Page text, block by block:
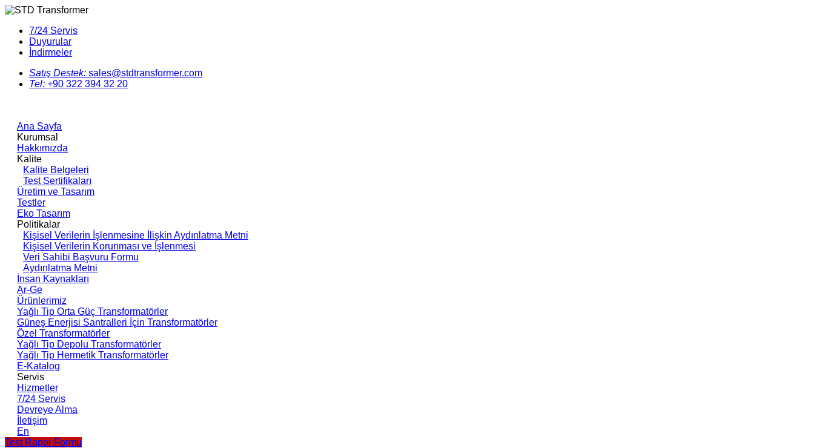
7/24 Servis
Duyurular
İndirmeler
Satış Destek: sales@stdtransformer.com
Tel: +90 322 394 32 20
Ana Sayfa
Kurumsal
Hakkımızda
Kalite
Kalite Belgeleri
Test Sertifikaları
Üretim ve Tasarım
Testler
Eko Tasarım
Politikalar
Kişisel Verilerin İşlenmesine İlişkin Aydınlatma Metni
Kişisel Verilerin Korunması ve İşlenmesi
Veri Sahibi Başvuru Formu
Aydınlatma Metni
İnsan Kaynakları
Ar-Ge
Ürünlerimiz
Yağlı Tip Orta Güç Transformatörler
Güneş Enerjisi Santralleri İçin Transformatörler
Özel Transformatörler
Yağlı Tip Depolu Transformatörler
Yağlı Tip Hermetik Transformatörler
E-Katalog
Servis
Hizmetler
7/24 Servis
Devreye Alma
İletişim
En
Test Rapor Formu